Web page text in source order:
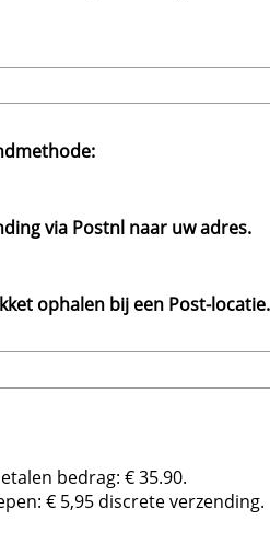
via Postnl naar uw adres.
ophalen bij een Post-locatie.
bedrag: €35.90.
€ 5,95 discrete verzending.